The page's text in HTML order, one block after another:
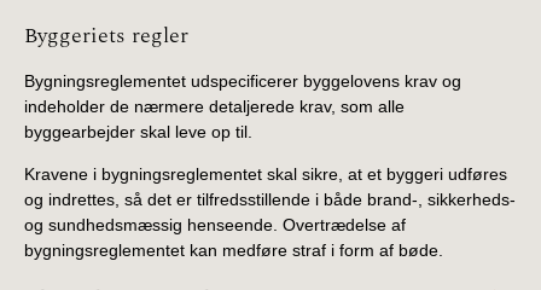
Information
Byggeriets regler
Bygningsreglementet udspecificerer byggelovens krav og
indeholder de nærmere detaljerede krav, som alle
byggearbejder skal leve op til.
Kravene i bygningsreglementet skal sikre, at et byggeri udføres
og indrettes, så det er tilfredsstillende i både brand-, sikkerheds-
og sundhedsmæssig henseende. Overtrædelse af
bygningsreglementet kan medføre straf i form af bøde.